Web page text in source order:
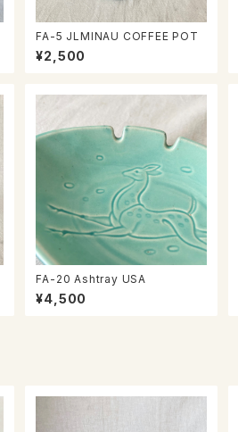
FA-5 JLMINAU COFFEE POT
¥2,500
FA-20 Ashtray USA
¥4,500